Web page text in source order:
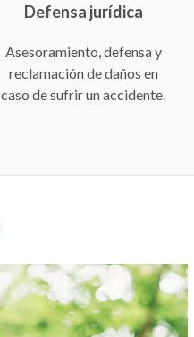
Defensa jurídica
Asesoramiento, defensa y
reclamación de daños en
caso de sufrir un accidente.